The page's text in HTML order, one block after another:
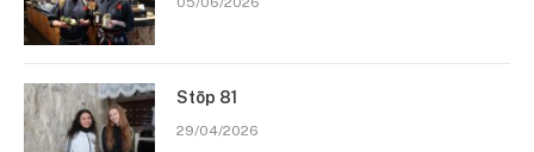
Stōp 81
29/04/2026